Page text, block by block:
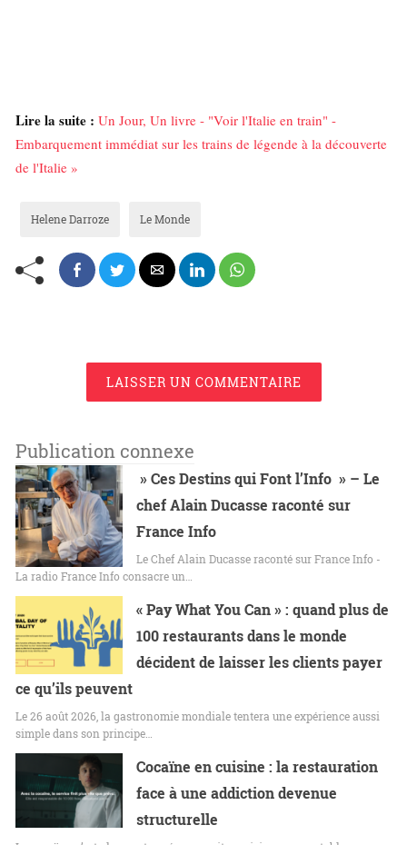
Lire la suite : Un Jour, Un livre - "Voir l'Italie en train" -
Embarquement immédiat sur les trains de légende à la découverte
de l'Italie »
Helene Darroze Le Monde
LAISSER UN COMMENTAIRE
Publication connexe
» Ces Destins qui Font l’Info » – Le
chef Alain Ducasse raconté sur
France Info
Le Chef Alain Ducasse raconté sur France Info -
La radio France Info consacre un…
« Pay What You Can » : quand plus de
100 restaurants dans le monde
décident de laisser les clients payer
ce qu’ils peuvent
Le 26 août 2026, la gastronomie mondiale tentera une expérience aussi
simple dans son principe…
Cocaïne en cuisine : la restauration
face à une addiction devenue
structurelle